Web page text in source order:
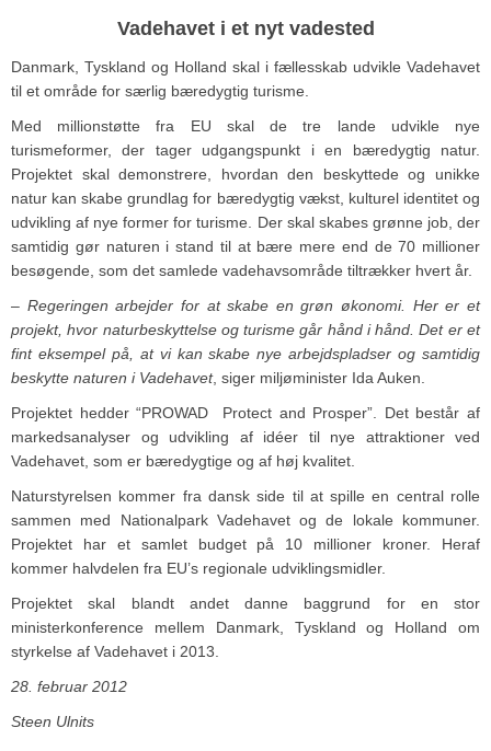
Vadehavet i et nyt vadested
Danmark, Tyskland og Holland skal i fællesskab udvikle Vadehavet
til et område for særlig bæredygtig turisme.
Med millionstøtte fra EU skal de tre lande udvikle nye
turismeformer, der tager udgangspunkt i en bæredygtig natur.
Projektet skal demonstrere, hvordan den beskyttede og unikke
natur kan skabe grundlag for bæredygtig vækst, kulturel identitet og
udvikling af nye former for turisme. Der skal skabes grønne job, der
samtidig gør naturen i stand til at bære mere end de 70 millioner
besøgende, som det samlede vadehavsområde tiltrækker hvert år.
– Regeringen arbejder for at skabe en grøn økonomi. Her er et
projekt, hvor naturbeskyttelse og turisme går hånd i hånd. Det er et
fint eksempel på, at vi kan skabe nye arbejdspladser og samtidig
beskytte naturen i Vadehavet, siger miljøminister Ida Auken.
Projektet hedder “PROWAD ­ Protect and Prosper”. Det består af
markedsanalyser og udvikling af idéer til nye attraktioner ved
Vadehavet, som er bæredygtige og af høj kvalitet.
Naturstyrelsen kommer fra dansk side til at spille en central rolle
sammen med Nationalpark Vadehavet og de lokale kommuner.
Projektet har et samlet budget på 10 millioner kroner. Heraf
kommer halvdelen fra EU’s regionale udviklingsmidler.
Projektet skal blandt andet danne baggrund for en stor
ministerkonference mellem Danmark, Tyskland og Holland om
styrkelse af Vadehavet i 2013.
28. februar 2012
Steen Ulnits